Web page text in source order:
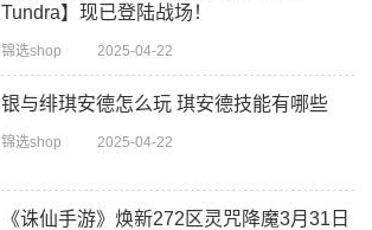
Tundra】现已登陆战场！
锦选shop 2025-04-22
银与绯琪安德怎么玩 琪安德技能有哪些
锦选shop 2025-04-22
《诛仙手游》焕新272区灵咒降魔3月31日